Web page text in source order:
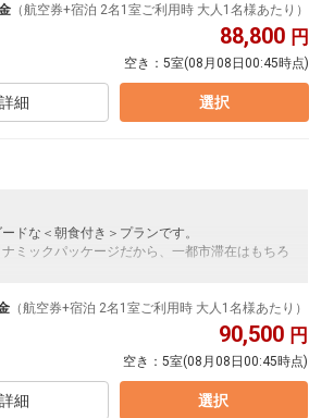
約！フライトマイル50%貯まります。
などの追加（同時予約）が可能なプランもござ
（航空券+宿泊 2名1室ご利用時 大人1名様あたり）
88,800 円
空き： 5室(08月08日00:45時点)
詳細 選択
ドな＜朝食付き＞プランです。
ミックパッケージだから、一都市滞在はもちろ
約！フライトマイル50%貯まります。
などの追加（同時予約）が可能なプランもござ
（航空券+宿泊 2名1室ご利用時 大人1名様あたり）
90,500 円
空き： 5室(08月08日00:45時点)
詳細 選択